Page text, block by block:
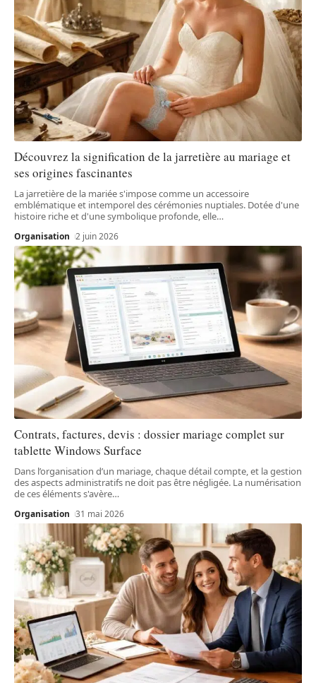
Découvrez la signification de la jarretière au mariage et
ses origines fascinantes
La jarretière de la mariée s'impose comme un accessoire
emblématique et intemporel des cérémonies nuptiales. Dotée d'une
histoire riche et d'une symbolique profonde, elle…
Organisation 2 juin 2026
Contrats, factures, devis : dossier mariage complet sur
tablette Windows Surface
Dans l’organisation d’un mariage, chaque détail compte, et la gestion
des aspects administratifs ne doit pas être négligée. La numérisation
de ces éléments s'avère…
Organisation 31 mai 2026